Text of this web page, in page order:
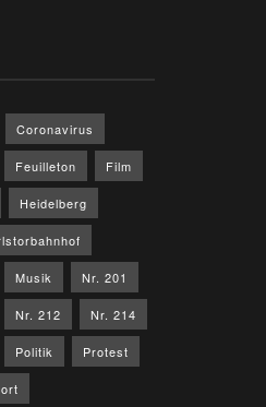
Coronavirus
Feuilleton Film
Heidelberg
Musik Nr. 201
Nr. 212 Nr. 214
Politik Protest